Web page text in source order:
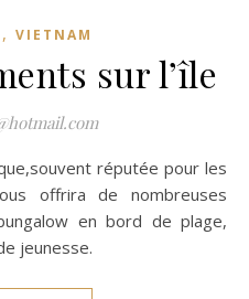
, VIETNAM
sur l’île
offrira de nombreuses
en bord de plage,
jeunesse.